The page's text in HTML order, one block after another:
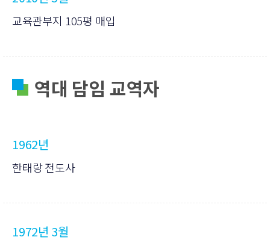
교육관부지 105평 매입
역대 담임 교역자
1962년
한태랑 전도사
1972년 3월